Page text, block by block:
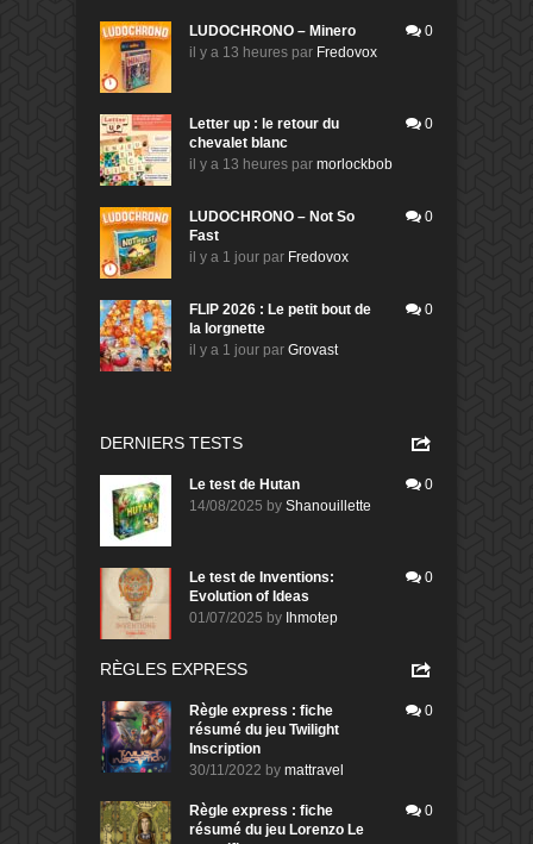
LUDOCHRONO – Minero
il y a 13 heures par Fredovox
0
Letter up : le retour du
chevalet blanc
il y a 13 heures par morlockbob
0
LUDOCHRONO – Not So
Fast
il y a 1 jour par Fredovox
0
FLIP 2026 : Le petit bout de
la lorgnette
il y a 1 jour par Grovast
0
DERNIERS TESTS
Le test de Hutan
14/08/2025 by Shanouillette
0
Le test de Inventions:
Evolution of Ideas
01/07/2025 by Ihmotep
0
RÈGLES EXPRESS
Règle express : fiche
résumé du jeu Twilight
Inscription
30/11/2022 by mattravel
0
Règle express : fiche
résumé du jeu Lorenzo Le
0